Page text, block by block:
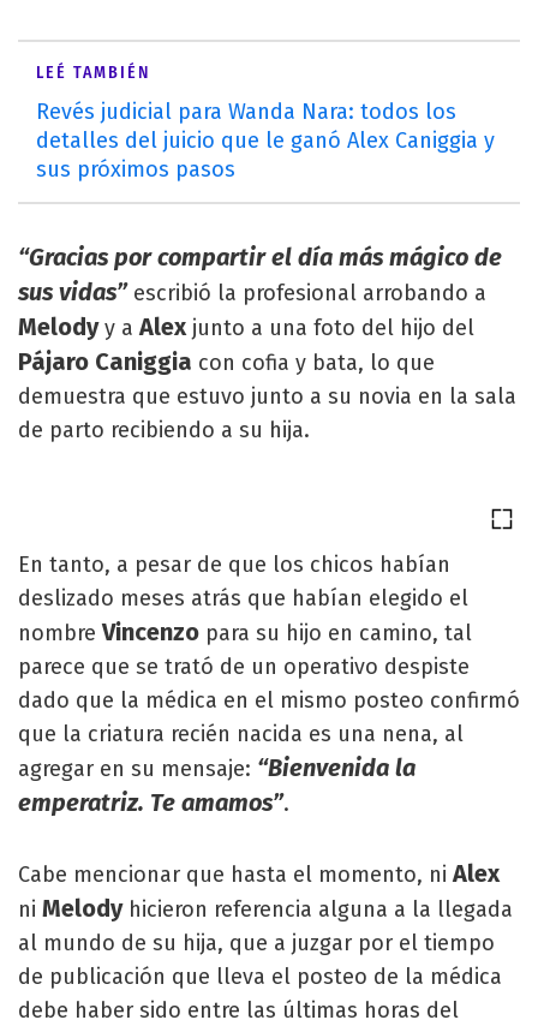
LEÉ TAMBIÉN
Revés judicial para Wanda Nara: todos los
detalles del juicio que le ganó Alex Caniggia y
sus próximos pasos
“Gracias por compartir el día más mágico de
sus vidas”escribió la profesional arrobando a
Melodyy aAlexjunto a una foto del hijo del
Pájaro Caniggia con cofia y bata, lo que
demuestra que estuvo junto a su novia en la sala
de parto recibiendo a su hija.
En tanto, a pesar de que los chicos habían
deslizado meses atrás que habían elegido el
nombre Vincenzo para su hijo en camino, tal
parece que se trató de un operativo despiste
dado que la médica en el mismo posteo confirmó
que la criatura recién nacida es una nena, al
agregar en su mensaje: “Bienvenida la
emperatriz. Te amamos”.
Cabe mencionar que hasta el momento, niAlex
ni Melodyhicieron referencia alguna a la llegada
al mundo de su hija, que a juzgar por el tiempo
de publicación que lleva el posteo de la médica
debe haber sido entre las últimas horas del